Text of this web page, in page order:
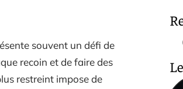
souvent un défi de
recoin et de faire des
restreint impose de